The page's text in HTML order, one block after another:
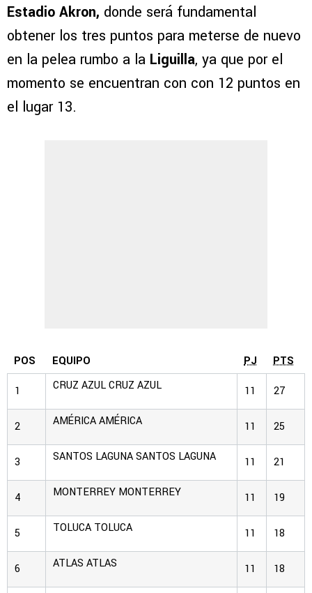
Estadio Akron, donde será fundamental
obtener los tres puntos para meterse de nuevo
en la pelea rumbo a la Liguilla, ya que por el
momento se encuentran con con 12 puntos en
el lugar 13.
POS EQUIPO PJ PTS
1 CRUZ AZULCRUZ AZUL 11 27
2 AMÉRICAAMÉRICA 11 25
3 SANTOS LAGUNASANTOS LAGUNA 11 21
4 MONTERREY MONTERREY 11 19
5 TOLUCA TOLUCA 11 18
6 ATLAS ATLAS 11 18